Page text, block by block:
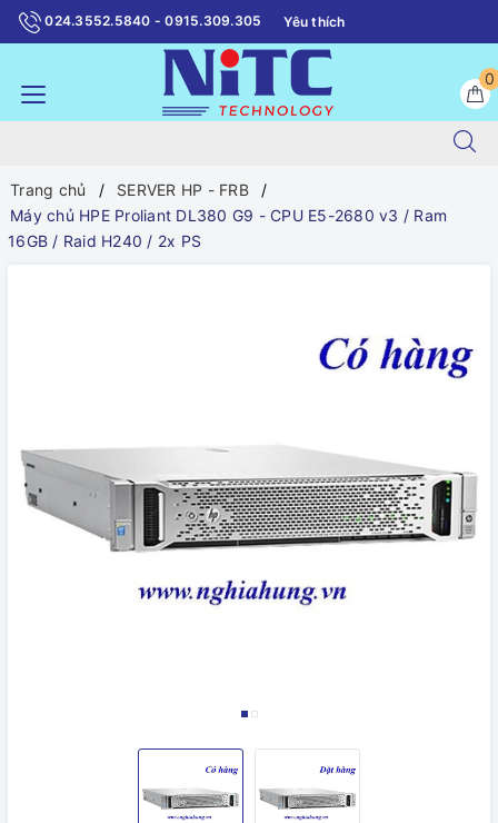
024.3552.5840 - 0915.309.305 Yêu thích
0
Trang chủ
SERVER HP - FRB
Máy chủ HPE Proliant DL380 G9 - CPU E5-2680 v3 / Ram
16GB / Raid H240 / 2x PS